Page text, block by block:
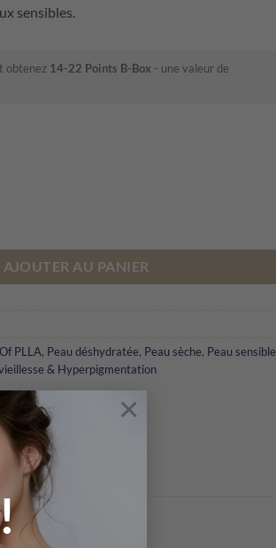
×
sensibles.
obtenez 14-22 Points B-Box - une valeur de
AJOUTER AU PANIER
PLLA, Peau déshydratée, Peau sèche, Peau sensible
& Hyperpigmentation